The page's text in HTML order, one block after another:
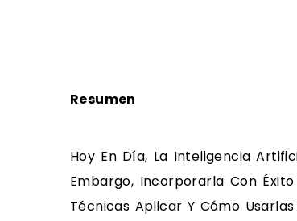
Resumen
Hoy En Día, La Inteligencia
Embargo, Incorporarla Con
Técnicas Aplicar Y Cómo